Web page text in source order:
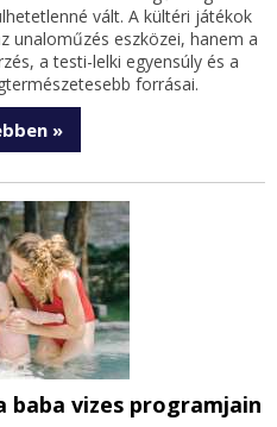
vált. A kültéri játékok
unaloműzés eszközei, hanem a
a testi-lelki egyensúly és a
forrásai.
»
baba vizes programjain